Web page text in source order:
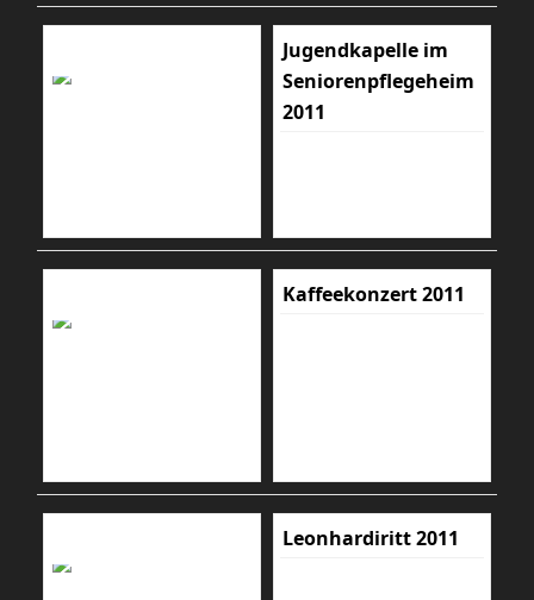
Jugendkapelle im
Seniorenpflegeheim
2011
Kaffeekonzert 2011
Leonhardiritt 2011